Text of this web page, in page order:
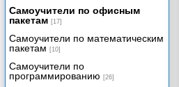
Модель объектов ActiveX для
управления данными
Объектная модель Visual Basic
для приложений
Объектная модель Microsoft
Office 2002
Самоучители по офисным
пакетам [17]
Самоучители по математическим
пакетам [10]
Самоучители по
программированию [26]